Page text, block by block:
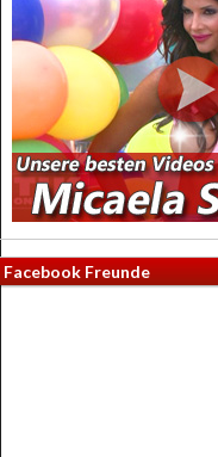
Facebook Freunde